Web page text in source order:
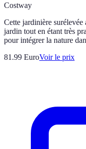
Costway
Cette jardinière
jardin tout en étant très
pour intégrer la nature
81.99 EuroVoir le prix